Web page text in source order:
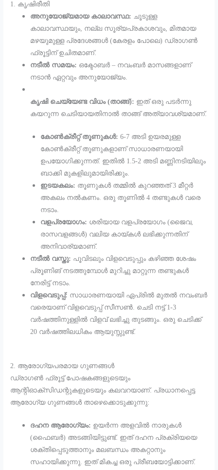
​1. കൃഷിരീതി
അനുയോജ്യമായ കാലാവസ്ഥ: ചൂടുള്ള
കാലാവസ്ഥയും, നല്ല സൂര്യപ്രകാശവും, മിതമായ
മഴയുമുള്ള പ്രദേശങ്ങൾ (കേരളം പോലെ) ഡ്രാഗൺ
ഫ്രൂട്ടിന് ഉചിതമാണ്.
നടീൽ സമയം: ഒക്ടോബർ – നവംബർ മാസങ്ങളാണ്
നടാൻ ഏറ്റവും അനുയോജ്യം.
കൃഷി ചെയ്യേണ്ട വിധം (താങ്ങ്): ഇത് ഒരു പടർന്നു
കയറുന്ന ചെടിയായതിനാൽ താങ്ങ് അത്യാവശ്യമാണ്.
കോൺക്രീറ്റ് തൂണുകൾ: 6-7 അടി ഉയരമുള്ള
കോൺക്രീറ്റ് തൂണുകളാണ് സാധാരണയായി
ഉപയോഗിക്കുന്നത്. ഇതിൽ 1.5-2 അടി മണ്ണിനടിയിലും
ബാക്കി മുകളിലുമായിരിക്കും.
ഇടയകലം: തൂണുകൾ തമ്മിൽ കുറഞ്ഞത് 3 മീറ്റർ
അകലം നൽകണം. ഒരു തൂണിൽ 4 തണ്ടുകൾ വരെ
നടാം.
വളപ്രയോഗം: ശരിയായ വളപ്രയോഗം (ജൈവ,
രാസവളങ്ങൾ) വലിയ കായ്കൾ ലഭിക്കുന്നതിന്
അനിവാര്യമാണ്.
നടീൽ വസ്തു: പൂവിടലും വിളവെടുപ്പും കഴിഞ്ഞ ശേഷം
പ്രൂണിങ് നടത്തുമ്പോൾ മുറിച്ചു മാറ്റുന്ന തണ്ടുകൾ
നേരിട്ട് നടാം.
വിളവെടുപ്പ്: സാധാരണയായി ഏപ്രിൽ മുതൽ നവംബർ
വരെയാണ് വിളവെടുപ്പ് സീസൺ. ചെടി നട്ട് 1-3
വർഷത്തിനുള്ളിൽ വിളവ് ലഭിച്ചു തുടങ്ങും. ഒരു ചെടിക്ക്
20 വർഷത്തിലധികം ആയുസ്സുണ്ട്.
​2. ആരോഗ്യപരമായ ഗുണങ്ങൾ
​ഡ്രാഗൺ ഫ്രൂട്ട് പോഷകങ്ങളുടെയും
ആന്റിഓക്‌സിഡന്റുകളുടെയും കലവറയാണ്. പ്രധാനപ്പെട്ട
ആരോഗ്യ ഗുണങ്ങൾ താഴെക്കൊടുക്കുന്നു:
ദഹന ആരോഗ്യം: ഉയർന്ന അളവിൽ നാരുകൾ
(ഫൈബർ) അടങ്ങിയിട്ടുണ്ട്. ഇത് ദഹന പ്രക്രിയയെ
ശക്തിപ്പെടുത്താനും മലബന്ധം അകറ്റാനും
സഹായിക്കുന്നു. ഇത് മികച്ച ഒരു പ്രീബയോട്ടിക്കാണ്.